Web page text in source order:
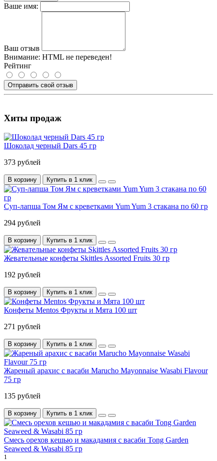
Ваше имя:
Ваш отзыв
Внимание: HTML не переведен!
Рейтинг
Отправить свой отзыв
Хиты продаж
Шоколад черный Dars 45 гр
373 рублей
В корзину Купить в 1 клик
Суп-лапша Том Ям с креветками Yum Yum 3 стакана по 60 гр
294 рублей
В корзину Купить в 1 клик
Жевательные конфеты Skittles Assorted Fruits 30 гр
192 рублей
В корзину Купить в 1 клик
Конфеты Mentos Фрукты и Мята 100 шт
271 рублей
В корзину Купить в 1 клик
Жареный арахис с васаби Marucho Mayonnaise Wasabi Flavour
75 гр
135 рублей
В корзину Купить в 1 клик
Смесь орехов кешью и макадамия с васаби Tong Garden
Seaweed & Wasabi 85 гр
1